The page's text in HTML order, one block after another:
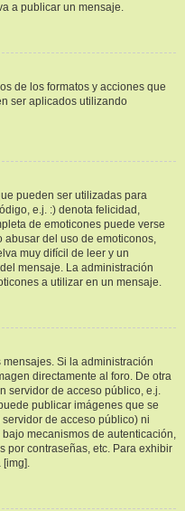
a publicar un mensaje.
de los formatos y acciones que
ser aplicados utilizando
pueden ser utilizadas para
e.j. :) denota felicidad,
de emoticones puede verse
abusar del uso de emoticonos,
muy difícil de leer y un
mensaje. La administración
a utilizar en un mensaje.
Si la administración
directamente al foro. De otra
servidor de acceso público, e.j.
publicar imágenes que se
de acceso público) ni
mecanismos de autenticación,
por contraseñas, etc. Para exhibir
[img].